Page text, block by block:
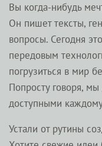
Вы когда-нибудь
Он пишет тексты,
вопросы. Сегодня
передовым
погрузиться в мир
Попросту говоря,
доступными
Устали от рутины